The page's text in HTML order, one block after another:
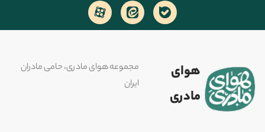
هوای
مادری
مجموعه هوای مادری، حامی مادران
ایران